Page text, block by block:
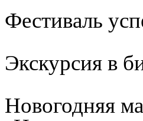
Фестиваль
Экскурсия в
Новогодняя